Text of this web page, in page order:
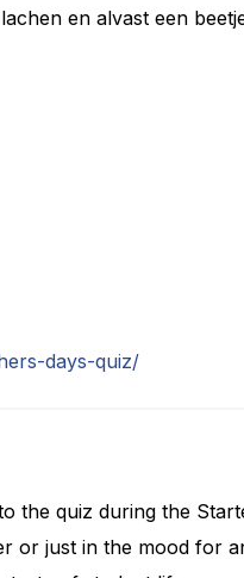
en alvast een
days-quiz/
the quiz during the
or just in the mood for